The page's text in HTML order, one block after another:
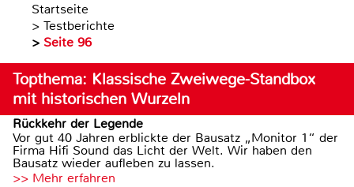
Startseite
> Testberichte
> Seite 96
Topthema: Klassische Zweiwege-Standbox
mit historischen Wurzeln
Rückkehr der Legende
Vor gut 40 Jahren erblickte der Bausatz „Monitor 1“ der
Firma Hifi Sound das Licht der Welt. Wir haben den
Bausatz wieder aufleben zu lassen.
>> Mehr erfahren